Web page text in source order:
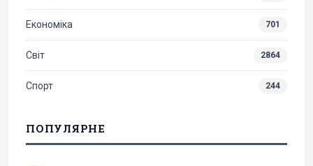
Економіка 701
Світ 2864
Спорт 244
ПОПУЛЯРНЕ